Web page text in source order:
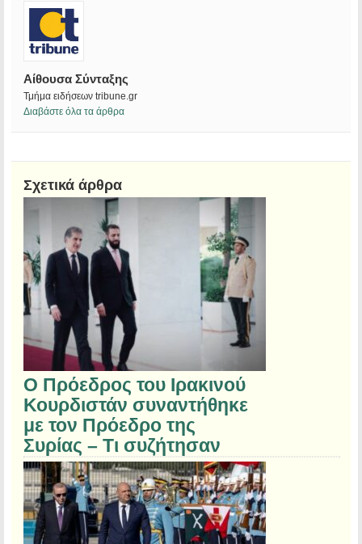
Αίθουσα Σύνταξης
Τμήμα ειδήσεων tribune.gr
Διαβάστε όλα τα άρθρα
Σχετικά άρθρα
Ο Πρόεδρος του Ιρακινού
Κουρδιστάν συναντήθηκε
με τον Πρόεδρο της
Συρίας – Τι συζήτησαν